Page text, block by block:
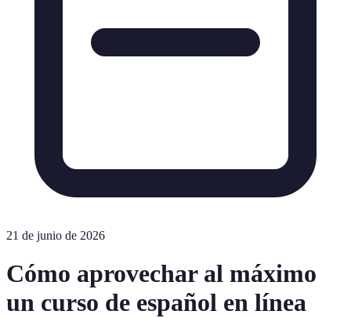
21 de junio de 2026
Cómo aprovechar al máximo
un curso de español en línea